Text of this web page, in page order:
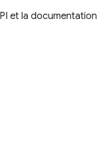
et la documentation